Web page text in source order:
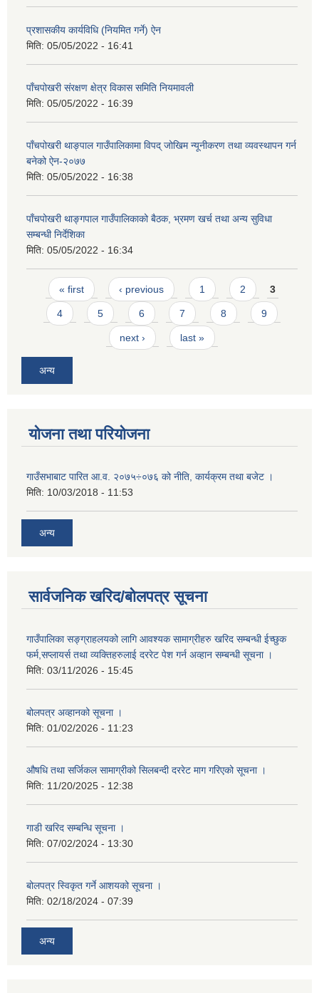
प्रशासकीय कार्यविधि (नियमित गर्ने) ऐन
मिति: 05/05/2022 - 16:41
पाँचपोखरी संरक्षण क्षेत्र विकास समिति नियमावली
मिति: 05/05/2022 - 16:39
पाँचपोखरी थाङ्पाल गाउँपालिकामा विपद् जोखिम न्यूनीकरण तथा व्यवस्थापन गर्न
बनेको ऐन-२०७७
मिति: 05/05/2022 - 16:38
पाँचपोखरी थाङ्गपाल गाउँपालिकाको बैठक, भ्रमण खर्च तथा अन्य सुविधा
सम्बन्धी निर्देशिका
मिति: 05/05/2022 - 16:34
Pages
« first ‹ previous 1 2 3
4 5 6 7 8 9
next › last »
अन्य
योजना तथा परियोजना
गाउँसभाबाट पारित आ.व. २०७५÷०७६ को नीति, कार्यक्रम तथा बजेट ।
मिति: 10/03/2018 - 11:53
अन्य
सार्वजनिक खरिद/बोलपत्र सूचना
गाउँपालिका सङ्ग्राहलयको लागि आवश्यक सामाग्रीहरु खरिद सम्बन्धी ईच्छुक
फर्म,सप्लायर्स तथा व्यक्तिहरुलाई दररेट पेश गर्न अव्हान सम्बन्धी सूचना ।
मिति: 03/11/2026 - 15:45
बोलपत्र अव्हानको सूचना ।
मिति: 01/02/2026 - 11:23
औषधि तथा सर्जिकल सामाग्रीको सिलबन्दी दररेट माग गरिएको सूचना ।
मिति: 11/20/2025 - 12:38
गाडी खरिद सम्बन्धि सूचना ।
मिति: 07/02/2024 - 13:30
बोलपत्र स्विकृत गर्ने आशयको सूचना ।
मिति: 02/18/2024 - 07:39
अन्य